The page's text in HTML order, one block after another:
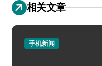
相关文章
手机新闻